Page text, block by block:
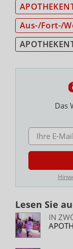
Aus-/Fort-/
Das
E-MAIL ADRESSE
Lesen Sie
IN